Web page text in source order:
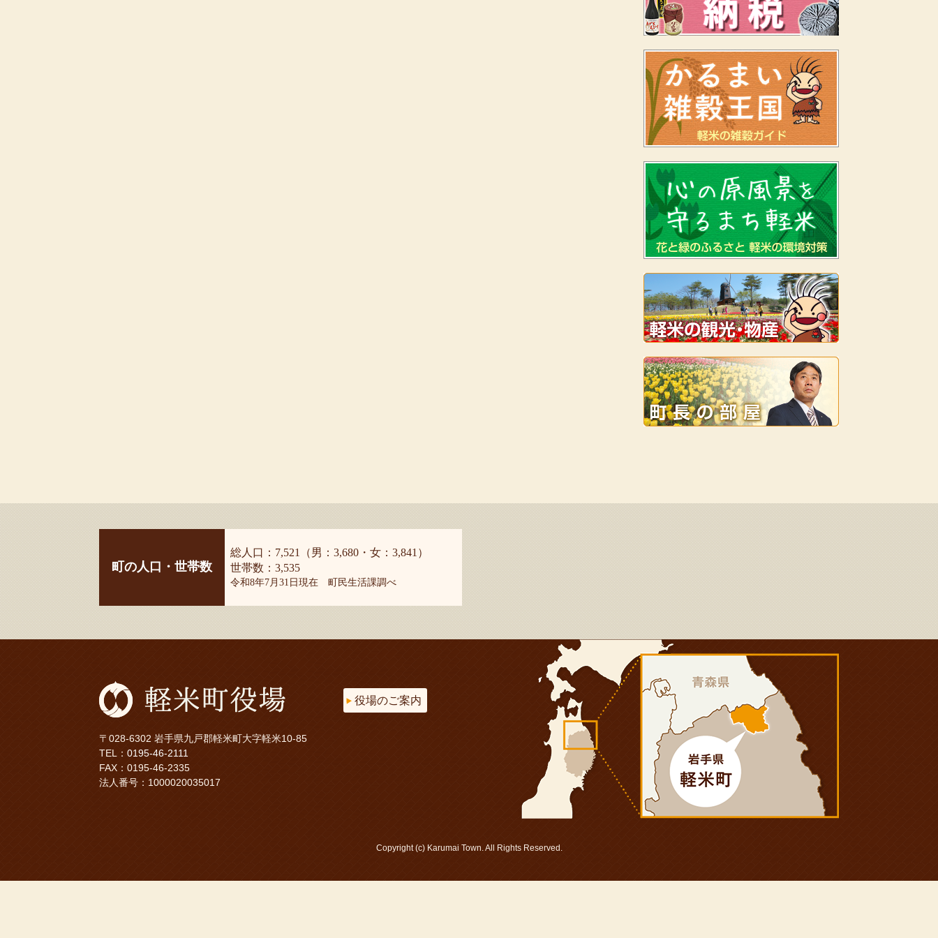
町の人口・世帯数
総人口：7,521（男：3,680・女：3,841）
世帯数：3,535
令和8年7月31日現在 町民生活課調べ
〒028-6302 岩手県九戸郡軽米町大字軽米10-85
TEL： 0195-46-2111
FAX：0195-46-2335
法人番号：1000020035017
役場のご案内
Copyright (c) Karumai Town. All Rights Reserved.